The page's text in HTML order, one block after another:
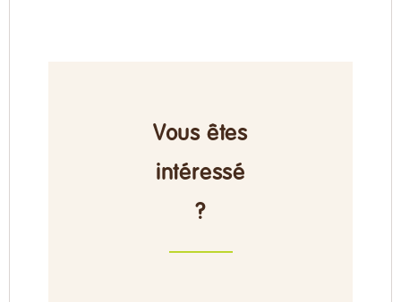
Vous êtes
intéressé
?